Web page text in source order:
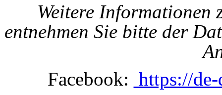
Weitere Informationen
entnehmen Sie bitte der
Facebook: https://